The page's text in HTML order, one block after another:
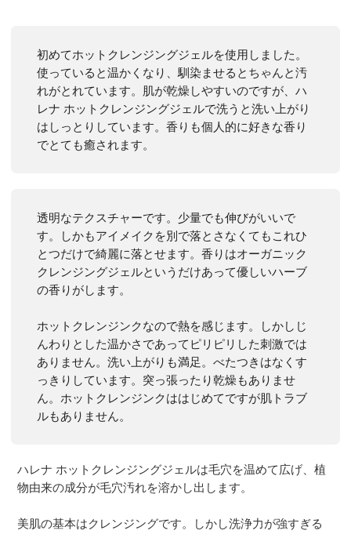
初めてホットクレンジングジェルを使用しました。
使っていると温かくなり、馴染ませるとちゃんと汚
れがとれています。肌が乾燥しやすいのですが、ハ
レナ ホットクレンジングジェルで洗うと洗い上がり
はしっとりしています。香りも個人的に好きな香り
でとても癒されます。
透明なテクスチャーです。少量でも伸びがいいで
す。しかもアイメイクを別で落とさなくてもこれひ
とつだけで綺麗に落とせます。香りはオーガニック
クレンジングジェルというだけあって優しいハーブ
の香りがします。
ホットクレンジンクなので熱を感じます。しかしじ
んわりとした温かさであってピリピリした刺激では
ありません。洗い上がりも満足。べたつきはなくす
っきりしています。突っ張ったり乾燥もありませ
ん。ホットクレンジンクははじめてですが肌トラブ
ルもありません。
ハレナ ホットクレンジングジェルは毛穴を温めて広げ、植
物由来の成分が毛穴汚れを溶かし出します。
美肌の基本はクレンジングです。しかし洗浄力が強すぎる